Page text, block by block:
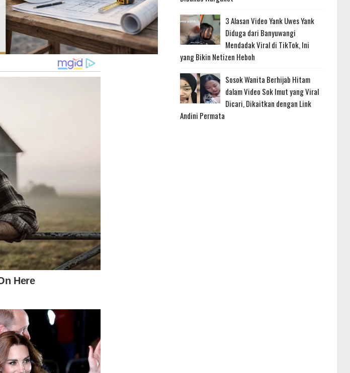
3 Alasan Video Yank Uwes Yank
Diduga dari Banyuwangi
Mendadak Viral di TikTok, Ini
yang Bikin Netizen Heboh
Sosok Wanita Berhijab Hitam
dalam Video Sok Imut yang Viral
Dicari, Dikaitkan dengan Link
Andini Permata